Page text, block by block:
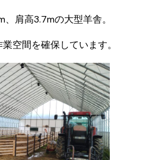
肩高3.7mの大型羊舎。
空間を確保しています。